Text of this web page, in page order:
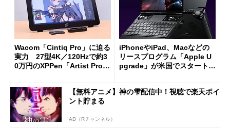
Wacom「Cintiq Pro」に迫る
実力 27型4K／120Hzで約3
0万円のXPPen「Artist Pro 2
iPhoneやiPad、Macなどの
リースプログラム「Apple U
pgrade」が米国でスタート／
ut」が明...
【無料アニメ】神の雫配信中！視聴で楽天ポイ
ント貯まる
AD（Rチャンネル）